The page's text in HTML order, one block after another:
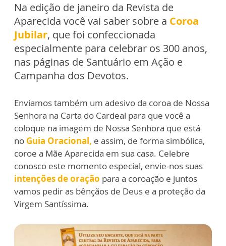
Na edição de janeiro da Revista de
Aparecida você vai saber sobre a Coroa
Jubilar, que foi confeccionada
especialmente para celebrar os 300 anos,
nas páginas de Santuário em Ação e
Campanha dos Devotos.
Enviamos também um adesivo da coroa de Nossa
Senhora na Carta do Cardeal para que você a
coloque na imagem de Nossa Senhora que está
no Guia Oracional, e assim, de forma simbólica,
coroe a Mãe Aparecida em sua casa. Celebre
conosco este momento especial, envie-nos suas
intenções de oração para a coroação e juntos
vamos pedir as bênçãos de Deus e a proteção da
Virgem Santíssima.